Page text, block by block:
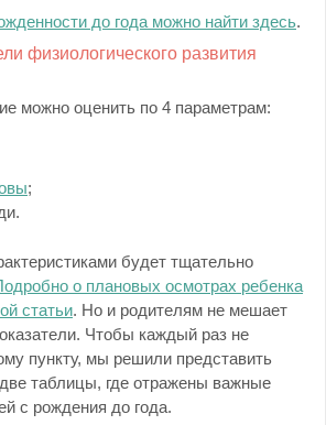
до года можно найти здесь.
физиологического развития
можно оценить по 4 параметрам:
;
будет тщательно
о плановых осмотрах ребенка
статьи. Но и родителям не мешает
Чтобы каждый раз не
пункту, мы решили представить
таблицы, где отражены важные
с рождения до года.